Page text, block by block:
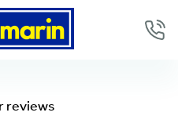
reviews